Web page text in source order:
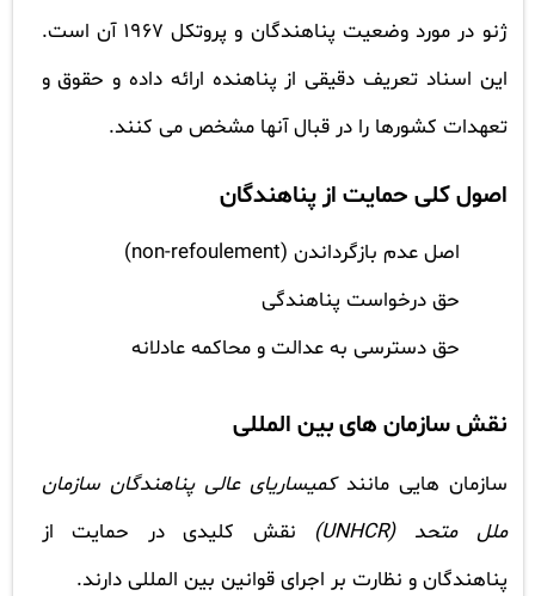
ژنو
در مورد وضعیت پناهندگان و پروتکل 1967 آن است.
این اسناد تعریف دقیقی از پناهنده ارائه داده و حقوق و
تعهدات کشورها را در قبال آنها مشخص می کنند.
اصول کلی حمایت از پناهندگان
اصل عدم بازگرداندن (non-refoulement)
حق درخواست پناهندگی
حق دسترسی به عدالت و محاکمه عادلانه
نقش سازمان های بین المللی
سازمان هایی مانندکمیساریای عالی پناهندگان سازمان
ملل متحد (UNHCR)
نقش کلیدی در حمایت از
پناهندگان و نظارت بر اجرای قوانین بین المللی دارند.